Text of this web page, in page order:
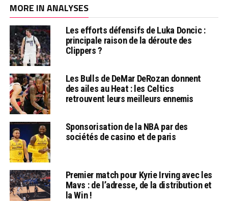
MORE IN ANALYSES
Les efforts défensifs de Luka Doncic :
principale raison de la déroute des
Clippers ?
Les Bulls de DeMar DeRozan donnent
des ailes au Heat : les Celtics
retrouvent leurs meilleurs ennemis
Sponsorisation de la NBA par des
sociétés de casino et de paris
Premier match pour Kyrie Irving avec les
Mavs : de l’adresse, de la distribution et
la Win !